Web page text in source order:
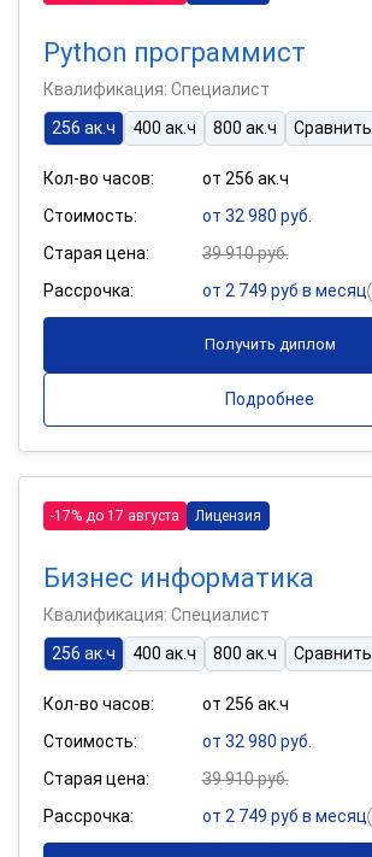
Python программист
Квалификация: Специалист
256 ак.ч
400 ак.ч 800 ак.ч Сравнить
Кол-во часов:
от 256 ак.ч
Стоимость:
от 32 980 руб.
Старая цена:
39 910 руб.
Рассрочка:
от 2 749 руб в месяц
Получить диплом
Подробнее
-17% до 17 августа Лицензия
Бизнес информатика
Квалификация: Специалист
256 ак.ч
400 ак.ч 800 ак.ч Сравнить
Кол-во часов:
от 256 ак.ч
Стоимость:
от 32 980 руб.
Старая цена:
39 910 руб.
Рассрочка:
от 2 749 руб в месяц